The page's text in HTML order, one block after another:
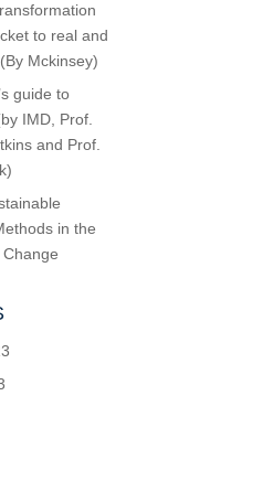
to real and
Mckinsey)
guide to
IMD, Prof.
and Prof.
in the